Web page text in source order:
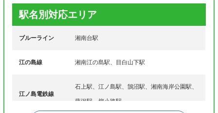
辻堂元町、土棚、天神町
ヤ行
駅名別対応エリア
ブルーライン 湘南台駅
江の島線 湘南江の島駅、目白山下駅
江ノ島電鉄線
石上駅、江ノ島駅、鵠沼駅、湘南海岸公園駅、
藤沢駅、柳小路駅